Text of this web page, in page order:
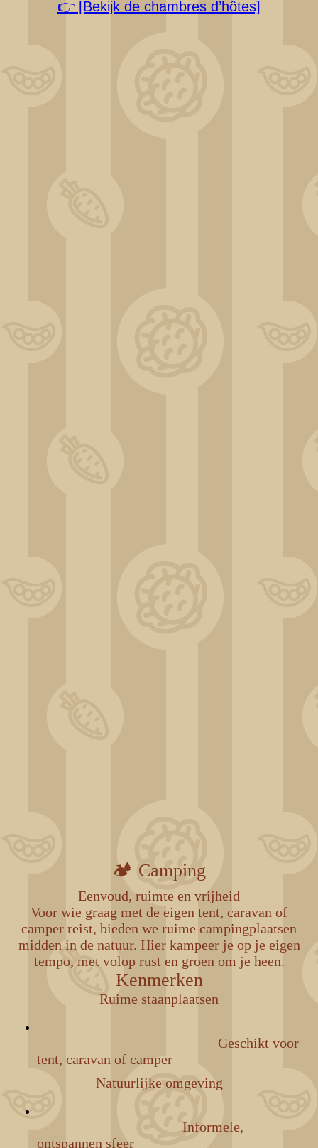
👉 [Bekijk de chambres d’hôtes]
🏕️ Camping
Eenvoud, ruimte en vrijheid
Voor wie graag met de eigen tent, caravan of
camper reist, bieden we ruime campingplaatsen
midden in de natuur. Hier kampeer je op je eigen
tempo, met volop rust en groen om je heen.
Kenmerken
Ruime staanplaatsen
Geschikt voor
tent, caravan of camper
Natuurlijke omgeving
Informele,
ontspannen sfeer